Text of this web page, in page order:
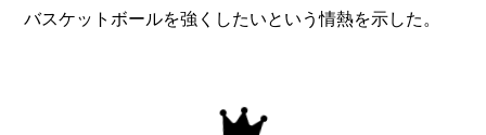
バスケットボールを強くしたいという情熱を示した。